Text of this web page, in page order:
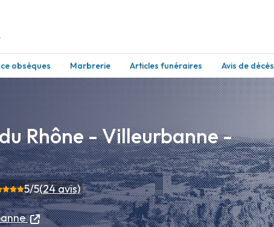
obsèques Marbrerie Articles funéraires Avis de décès
Rhône - Villeurbanne -
5/5(24avis)